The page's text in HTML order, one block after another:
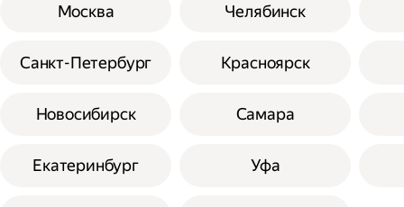
Москва
Санкт-Петербург
Новосибирск
Екатеринбург
Челябинск
Красноярск
Самара
Уфа